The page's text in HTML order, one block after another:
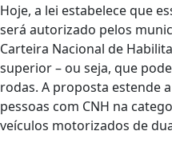
Hoje, a lei estabelece que
será autorizado pelos
Carteira Nacional de
superior – ou seja, que
rodas. A proposta estende
pessoas com CNH na
veículos motorizados de